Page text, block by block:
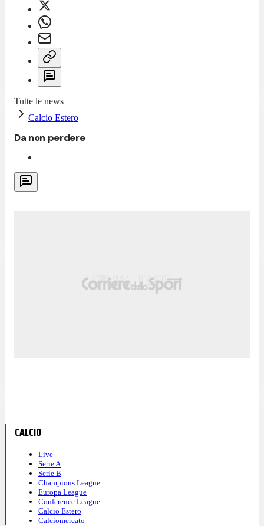
Tutte le news
Calcio Estero
Da non perdere
CALCIO
Live
Serie A
Serie B
Champions League
Europa League
Conference League
Calcio Estero
Calciomercato